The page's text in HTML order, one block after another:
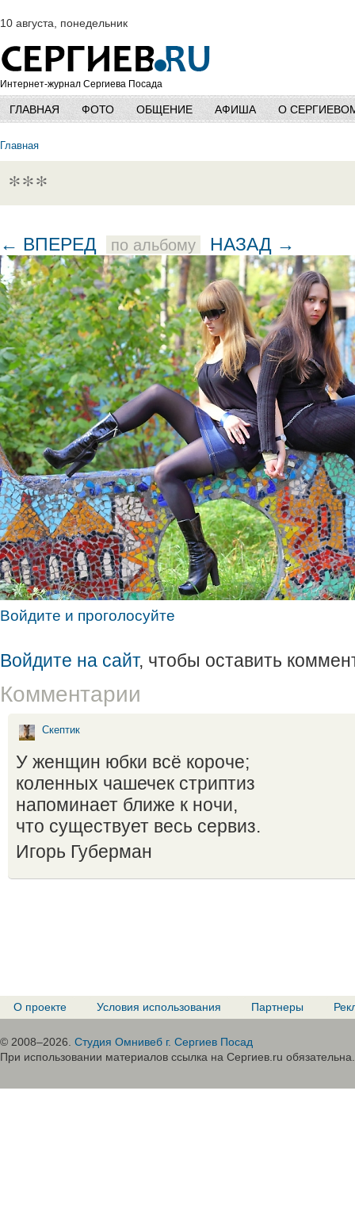
10 августа, понедельник
Интернет-журнал Сергиева Посада
ГЛАВНАЯ ФОТО ОБЩЕНИЕ АФИША О
Главная
***
← ВПЕРЕД по альбому НАЗАД →
Войдите и проголосуйте
Войдите на сайт, чтобы оставить
Комментарии
Скептик
У женщин юбки всё короче;
коленных чашечек стриптиз
напоминает ближе к ночи,
что существует весь сервиз.
Игорь Губерман
О проекте Условия использования Партнеры
© 2008–2026. Студия Омнивеб г. Сергиев Посад
При использовании материалов ссылка на Сергиев.ru обязательна.